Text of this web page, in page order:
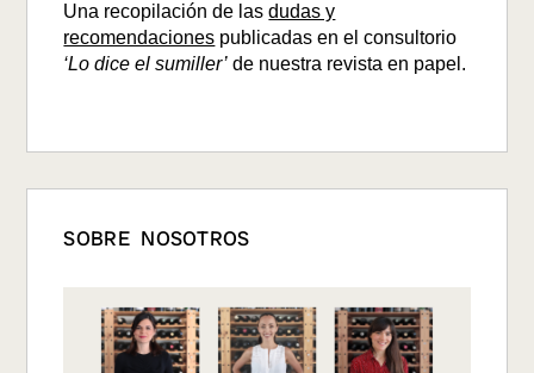
Una recopilación de lasdudas y
recomendaciones publicadas en el consultorio
‘Lo dice el sumiller’ de nuestra revista en papel.
SOBRE NOSOTROS